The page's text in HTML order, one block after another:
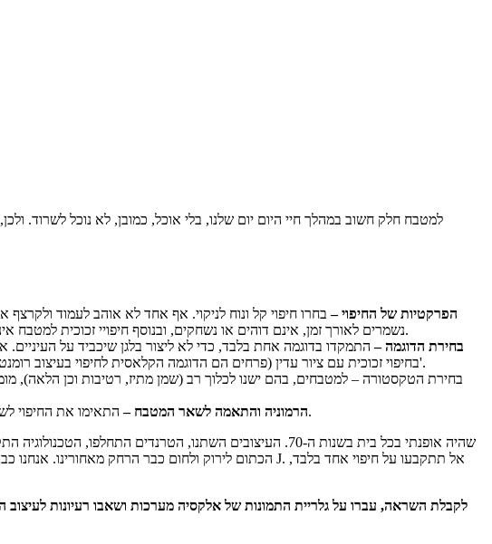
למטבח חלק חשוב במהלך חיי היום יום שלנו, בלי אוכל, כמובן, לא נוכל לשרוד.
הפרקטיות של החיפוי –בחרו חיפוי קל ונוח לניקוי. אף אחד לא אוהב לעמוד ולקרצף
נשמרים לאורך זמן, אינם דוהים או נשחקים, ובנוסף חיפויי זכוכית למטבח אינם סופחים אליהם שומנים ולכלוך, ולכן הם גם נוחים וקלים לתחזוקה שוטפת ביומיום, ולא רק בנסיבות מיוחדות (כמו ניקיון הפסח).
בחירת הדוגמה –התמקדו בדוגמה אחת בלבד, כדי לא ליצור בלגן שיכביד על
בחיפוי זכוכית עם ציור עדין (פרחים הם הדוגמה הקלאסית לחיפוי בעיצוב רומנטי), לעומת זאת, למטבח בעיצוב מודרני בחרו בחיפוי בצבע חלק (או שילוב של שני צבעים דומיננטיים) המשולב בשיש, נירוסטה וכו'.
בחירת הטקסטורה – למטבחים, בהם ישנו לכלוך רב (שמן מתיז, רטיבות וכן הלאה),
הרמוניה והתאמה לשאר המטבח –התאימו את החיפוי לשיש, הארונות ולריהוט הכללי במטבח. העיצוב, הצבע והטקסטורה צריכים ליצור תחושה של זרימה עיצובית ומראה שנעים לעיניים.
הכתום לירוק ולחום כבר הרחק מאחורינו. אנחנו
לקבלת השראה, עברו על גלריית התמונות של אלקסיה מערכות ושאבו רעיונות לעיצוב